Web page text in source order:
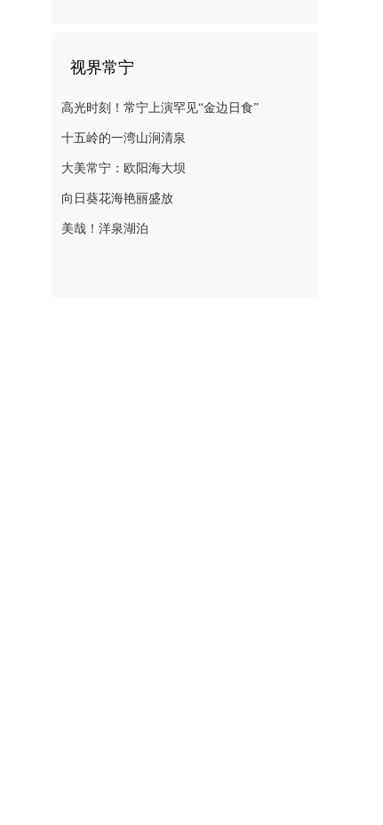
视界常宁
高光时刻！常宁上演罕见“金边日食”
十五岭的一湾山涧清泉
大美常宁：欧阳海大坝
向日葵花海艳丽盛放
美哉！洋泉湖泊